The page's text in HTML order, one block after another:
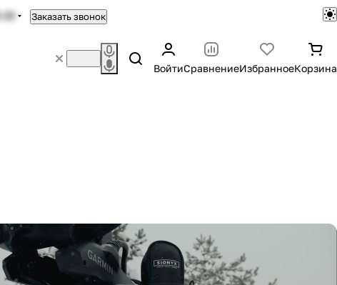
33 Заказать звонок
ВойтиСравнениеИзбранноеКорзина